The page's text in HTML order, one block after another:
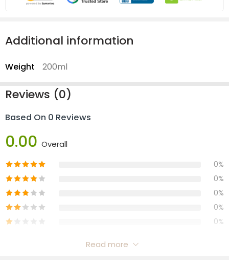
Additional information
Weight 200ml
Reviews (0)
Based On 0 Reviews
0.00 Overall
0%
0%
0%
0%
0%
Read more